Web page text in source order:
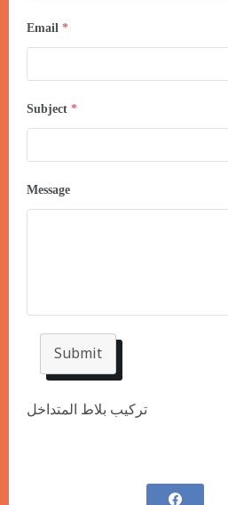
Email *
Subject *
Message
Submit
تركيب بلاط المتداخل